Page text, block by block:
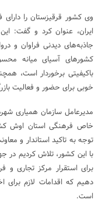
وی کشور قرقیزستان را
ایران، عنوان کرد و گفت:
جاذبه‌های دیدنی فراوان و
کشور‌های آسیای میانه
باکیفیتی برخوردار است،
خوبی برای حضور و فعالیت
مدیرعامل سازمان همیاری
خاص فرهنگی استان اوش
توجه به تاکید استاندار و
با این کشور، تلاش کردیم در
برای استقرار مرکز تجاری و
دهیم که اقدامات لازم برای
است.